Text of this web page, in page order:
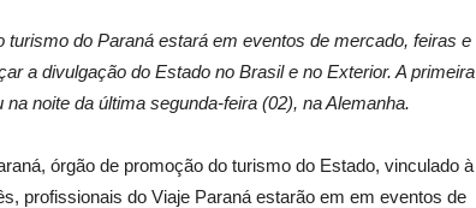
do Paraná estará em eventos de mercado, feiras e
a divulgação do Estado no Brasil e no Exterior. A primeira
noite da última segunda-feira (02), na Alemanha.
órgão de promoção do turismo do Estado, vinculado à
profissionais do Viaje Paraná estarão em em eventos de